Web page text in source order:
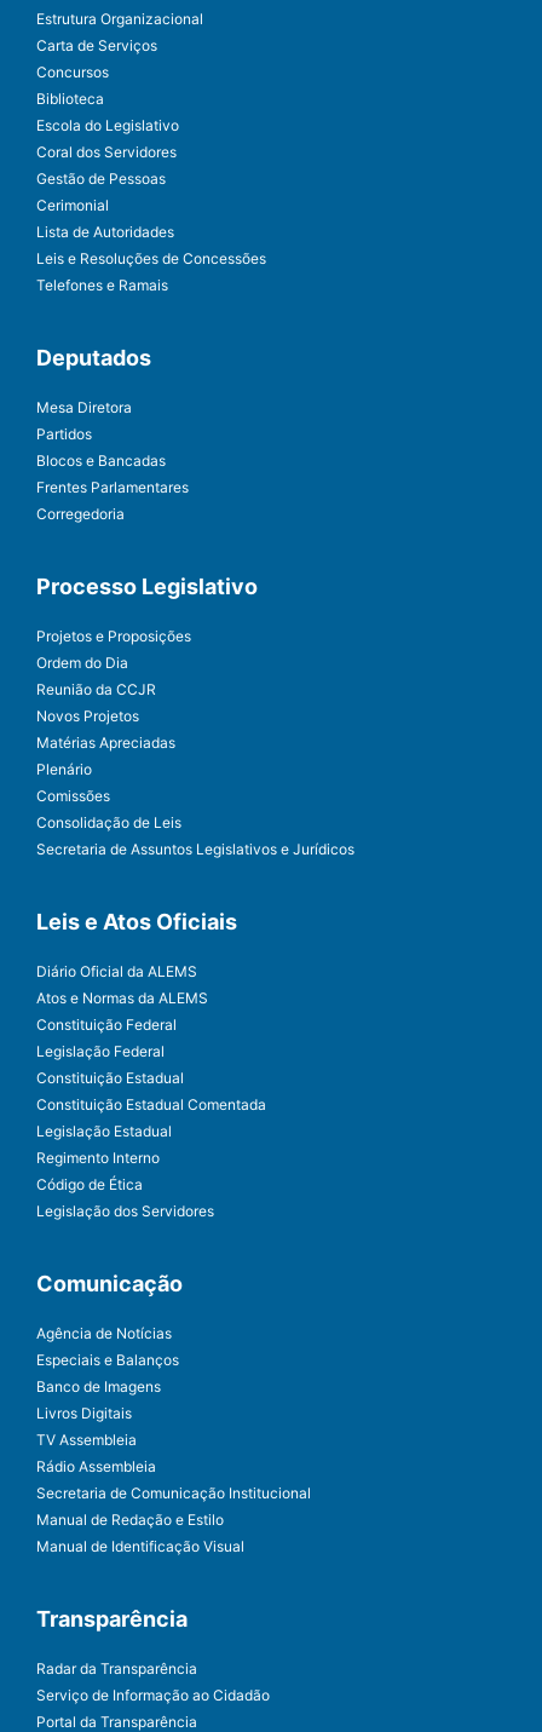
Estrutura Organizacional
Carta de Serviços
Concursos
Biblioteca
Escola do Legislativo
Coral dos Servidores
Gestão de Pessoas
Cerimonial
Lista de Autoridades
Leis e Resoluções de Concessões
Telefones e Ramais
Deputados
Mesa Diretora
Partidos
Blocos e Bancadas
Frentes Parlamentares
Corregedoria
Processo Legislativo
Projetos e Proposições
Ordem do Dia
Reunião da CCJR
Novos Projetos
Matérias Apreciadas
Plenário
Comissões
Consolidação de Leis
Secretaria de Assuntos Legislativos e Jurídicos
Leis e Atos Oficiais
Diário Oficial da ALEMS
Atos e Normas da ALEMS
Constituição Federal
Legislação Federal
Constituição Estadual
Constituição Estadual Comentada
Legislação Estadual
Regimento Interno
Código de Ética
Legislação dos Servidores
Comunicação
Agência de Notícias
Especiais e Balanços
Banco de Imagens
Livros Digitais
TV Assembleia
Rádio Assembleia
Secretaria de Comunicação Institucional
Manual de Redação e Estilo
Manual de Identificação Visual
Transparência
Radar da Transparência
Serviço de Informação ao Cidadão
Portal da Transparência